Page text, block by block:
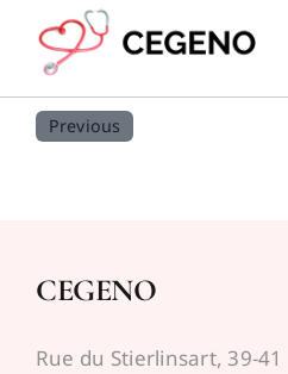
content
Home
Trouver un médecin
Previous
CEGENO
Rue du Stierlinsart, 39-41